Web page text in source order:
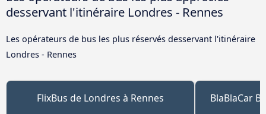
desservant l'itinéraire Londres - Rennes
Les opérateurs de bus les plus réservés desservant l'itinéraire
Londres - Rennes
FlixBus de Londres à Rennes BlaBlaCar